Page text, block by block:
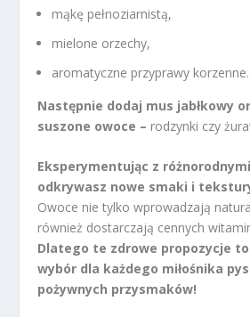
mąkę pełnoziarnistą,
mielone orzechy,
aromatyczne przyprawy korzenne.
Następnie dodaj mus jabłkowy
suszone owoce – rodzynki czy
Eksperymentując z
odkrywasz nowe smaki i
Owoce nie tylko wprowadzają
również dostarczają cennych
Dlatego te zdrowe propozycje to
wybór dla każdego miłośnika
pożywnych przysmaków!